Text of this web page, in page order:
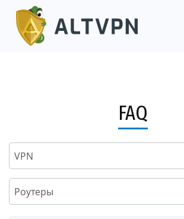
FAQ
VPN
Роутеры